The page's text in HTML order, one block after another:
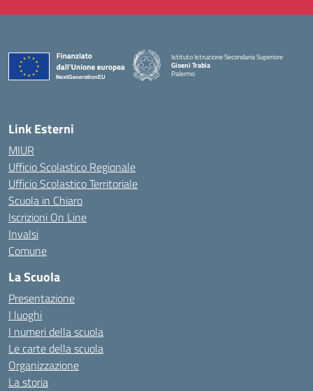
Istituto Istruzione Secondaria Superiore
Gioeni Trabia
Palermo
Link Esterni
MIUR
Ufficio Scolastico Regionale
Ufficio Scolastico Territoriale
Scuola in Chiaro
Iscrizioni On Line
Invalsi
Comune
La Scuola
Presentazione
I luoghi
I numeri della scuola
Le carte della scuola
Organizzazione
La storia